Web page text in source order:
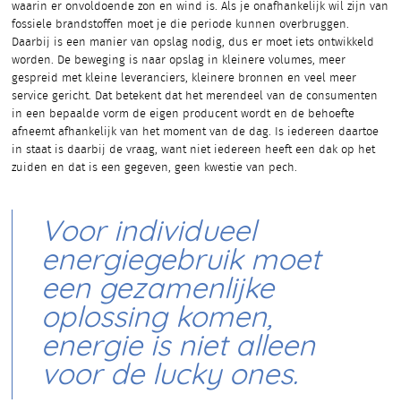
waarin er onvoldoende zon en wind is. Als je onafhankelijk wil zijn van
fossiele brandstoffen moet je die periode kunnen overbruggen.
Daarbij is een manier van opslag nodig, dus er moet iets ontwikkeld
worden. De beweging is naar opslag in kleinere volumes, meer
gespreid met kleine leveranciers, kleinere bronnen en veel meer
service gericht. Dat betekent dat het merendeel van de consumenten
in een bepaalde vorm de eigen producent wordt en de behoefte
afneemt afhankelijk van het moment van de dag. Is iedereen daartoe
in staat is daarbij de vraag, want niet iedereen heeft een dak op het
zuiden en dat is een gegeven, geen kwestie van pech.
Voor individueel
energiegebruik moet
een gezamenlijke
oplossing komen,
energie is niet alleen
voor de lucky ones.